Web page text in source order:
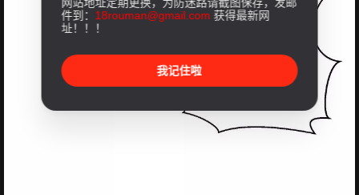
件到： 18rouman@gmail.com 获得最新网
址！！！
我记住啦